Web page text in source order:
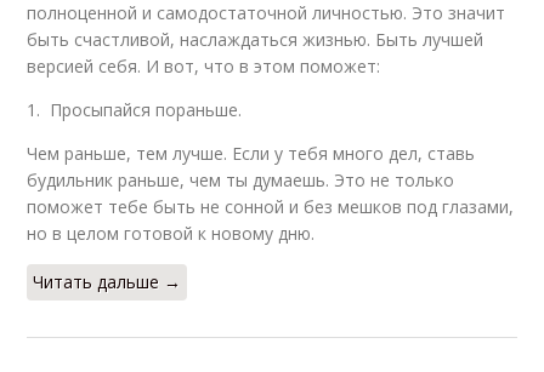
полноценной и самодостаточной личностью. Это значит
быть счастливой, наслаждаться жизнью. Быть лучшей
версией себя. И вот, что в этом поможет:
1. Просыпайся пораньше.
Чем раньше, тем лучше. Если у тебя много дел, ставь
будильник раньше, чем ты думаешь. Это не только
поможет тебе быть не сонной и без мешков под глазами,
но в целом готовой к новому дню.
Читать дальше →